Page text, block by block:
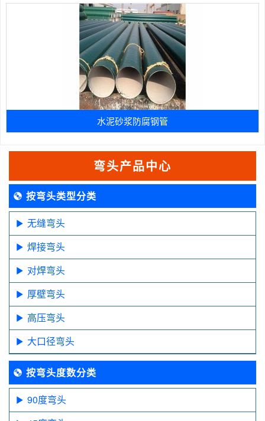
水泥砂浆防腐钢管
弯头产品中心
按弯头类型分类
无缝弯头
焊接弯头
对焊弯头
厚壁弯头
高压弯头
大口径弯头
按弯头度数分类
90度弯头